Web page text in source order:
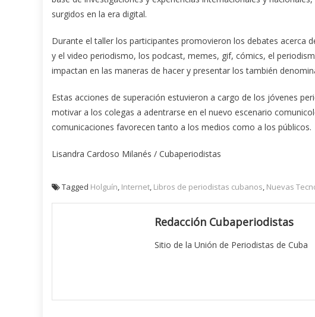
surgidos en la era digital.
Durante el taller los participantes promovieron los debates acerca
y el video periodismo, los podcast, memes, gif, cómics, el
impactan en las maneras de hacer y presentar los también
Estas acciones de superación estuvieron a cargo de los jóvenes
motivar a los colegas a adentrarse en el nuevo escenario
comunicaciones favorecen tanto a los medios como a los públicos.
Lisandra Cardoso Milanés / Cubaperiodistas
Tagged Holguín, Internet, Libros de periodistas cubanos, Nuevas
Redacción Cubaperiodistas
Sitio de la Unión de Periodistas de Cuba